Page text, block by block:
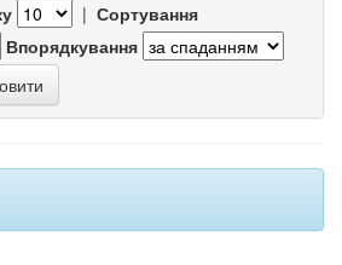
| Сортування
Впорядкування